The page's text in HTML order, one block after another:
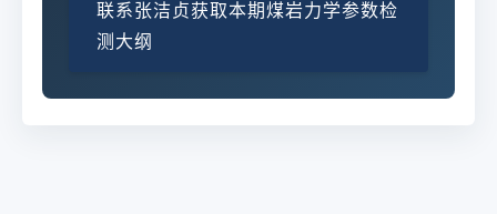
联系张洁贞获取本期煤岩力学参数检
测大纲